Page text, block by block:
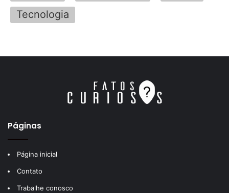
Tecnologia
Páginas
Página inicial
Contato
Trabalhe conosco